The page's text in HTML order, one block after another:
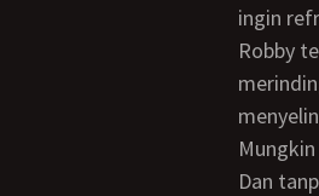
ingin
Robby terdiam. Tapi tangannya tidak diam. Mulai mengelus betisku. Membuatku
Dan tanpa basa-basi lagi tangan Robby menyelinap ke balik celana dalamku. Tetap